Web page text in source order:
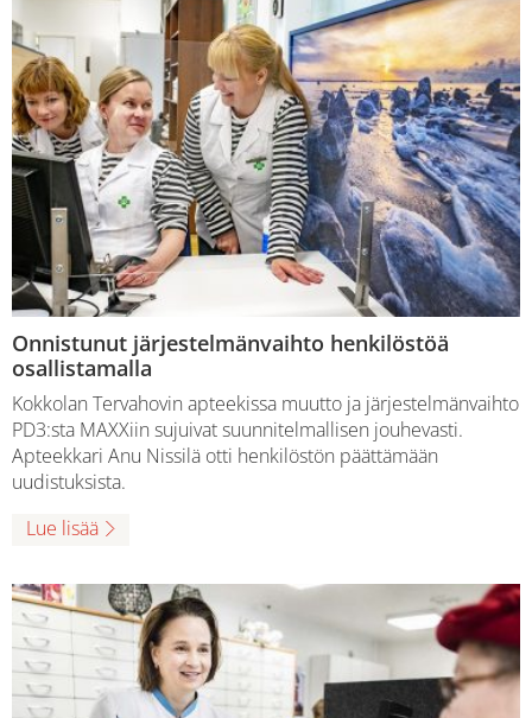
Onnistunut järjestelmänvaihto henkilöstöä
osallistamalla
Kokkolan Tervahovin apteekissa muutto ja järjestelmänvaihto
PD3:sta MAXXiin sujuivat suunnitelmallisen jouhevasti.
Apteekkari Anu Nissilä otti henkilöstön päättämään
uudistuksista.
Lue lisää